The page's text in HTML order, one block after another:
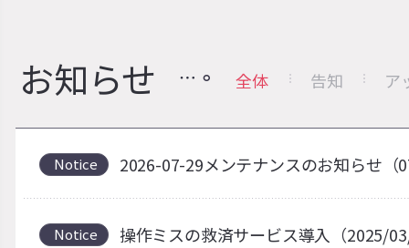
お知らせ 全体 告知 ア
Notice 2026-07-29メンテナンスのお知らせ（
Notice 操作ミスの救済サービス導入（2025/